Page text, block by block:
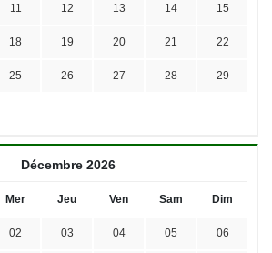
11 12 13 14 15
18 19 20 21 22
25 26 27 28 29
Décembre 2026
Mer Jeu Ven Sam Dim
02 03 04 05 06